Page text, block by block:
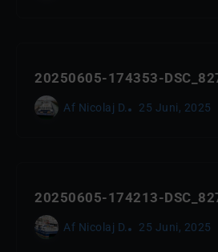
20250605-174353-
Af Nicolaj D. 25 Juni, 2025
20250605-174213-
Af Nicolaj D. 25 Juni, 2025